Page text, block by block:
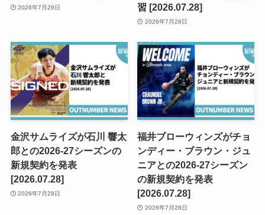
2026年7月29日
習 [2026.07.28]
2026年7月28日
金沢サムライズが石川 響太
郎との2026-27シーズンの
新規契約を発表
[2026.07.28]
2026年7月28日
福井ブローウィンズがチョ
ンディー・ブラウン・ジュ
ニアとの2026-27シーズン
の新規契約を発表
[2026.07.28]
2026年7月28日